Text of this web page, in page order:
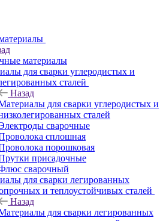
материалы
для сварки углеродистых и
сталей
Назад
для сварки углеродистых и
сталей
сварочные
сплошная
порошковая
присадочные
сварочный
для сварки легированных
и теплоустойчивых сталей
Назад
для сварки легированных